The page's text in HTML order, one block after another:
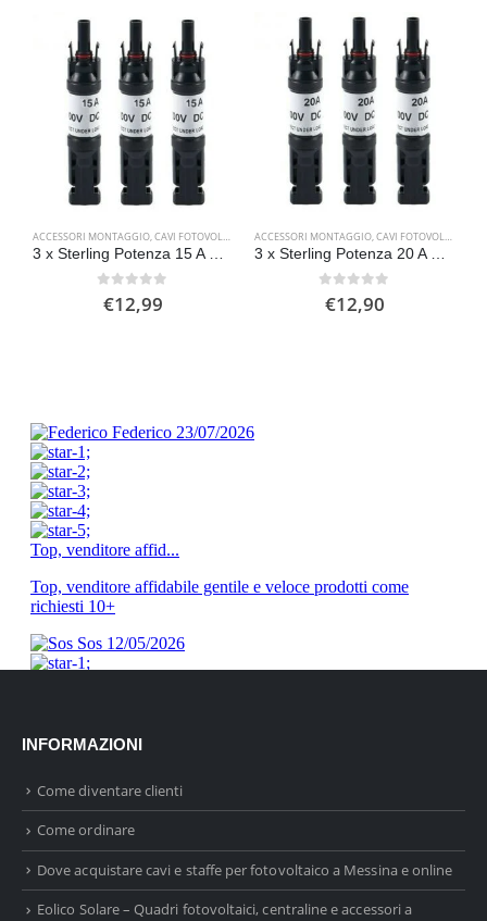
ACCESSORI MONTAGGIO,CAVI FOTOVOLTAICI
Su 5
€12,99
ACCESSORI MONTAGGIO,CAVI FOTOVOLTAICI
Su 5
€12,90
INFORMAZIONI
Come diventare clienti
Come ordinare
Dove acquistare cavi e staffe per fotovoltaico a Messina e online
Eolico Solare – Quadri fotovoltaici, centraline e accessori a